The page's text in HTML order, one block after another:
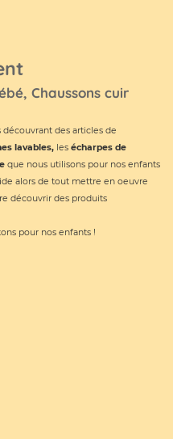
Chaussons cuir
découvrant des articles de
lavables, les écharpes de
que nous utilisons pour nos enfants
alors de tout mettre en oeuvre
découvrir des produits
pour nos enfants !